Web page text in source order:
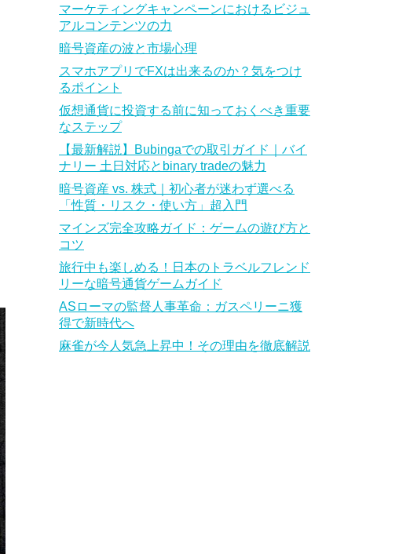
マーケティングキャンペーンにおけるビジュ
アルコンテンツの力
暗号資産の波と市場心理
スマホアプリでFXは出来るのか？気をつけ
るポイント
仮想通貨に投資する前に知っておくべき重要
なステップ
【最新解説】Bubingaでの取引ガイド｜バイ
ナリー 土日対応とbinary tradeの魅力
暗号資産 vs. 株式｜初心者が迷わず選べる
「性質・リスク・使い方」超入門
マインズ完全攻略ガイド：ゲームの遊び方と
コツ
旅行中も楽しめる！日本のトラベルフレンド
リーな暗号通貨ゲームガイド
ASローマの監督人事革命：ガスペリーニ獲
得で新時代へ
麻雀が今人気急上昇中！その理由を徹底解説